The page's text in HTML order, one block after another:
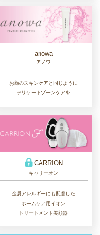
anowa
アノワ
お顔のスキンケアと同じように
デリケートゾーンケアを
CARRION
キャリーオン
金属アレルギーにも配慮した
ホームケア用イオン
トリートメント美顔器